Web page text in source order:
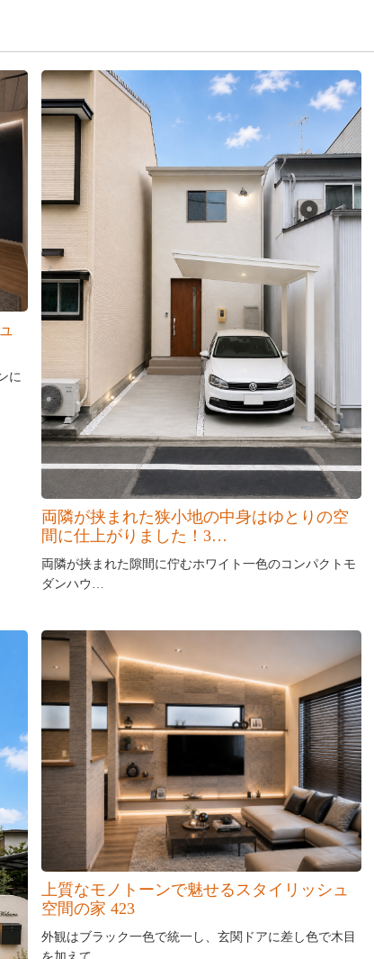
に
両隣が挟まれた狭小地の中身はゆとりの空
間に仕上がりました！3…
両隣が挟まれた隙間に佇むホワイト一色のコンパクトモ
ダンハウ…
上質なモノトーンで魅せるスタイリッシュ
空間の家 423
外観はブラック一色で統一し、玄関ドアに差し色で木目